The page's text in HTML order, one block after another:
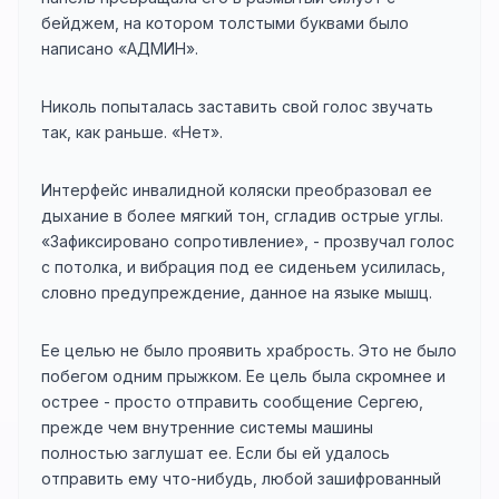
бейджем, на котором толстыми буквами было
написано «АДМИН».
Николь попыталась заставить свой голос звучать
так, как раньше. «Нет».
Интерфейс инвалидной коляски преобразовал ее
дыхание в более мягкий тон, сгладив острые углы.
«Зафиксировано сопротивление», - прозвучал голос
с потолка, и вибрация под ее сиденьем усилилась,
словно предупреждение, данное на языке мышц.
Ее целью не было проявить храбрость. Это не было
побегом одним прыжком. Ее цель была скромнее и
острее - просто отправить сообщение Сергею,
прежде чем внутренние системы машины
полностью заглушат ее. Если бы ей удалось
отправить ему что-нибудь, любой зашифрованный